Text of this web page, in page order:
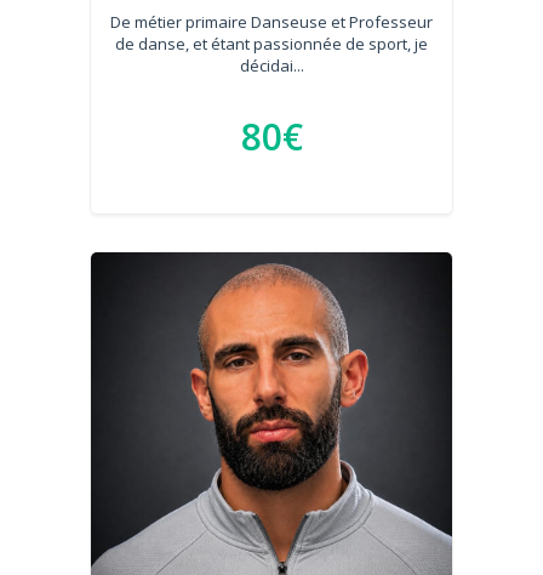
De métier primaire Danseuse et Professeur
de danse, et étant passionnée de sport, je
décidai...
80€